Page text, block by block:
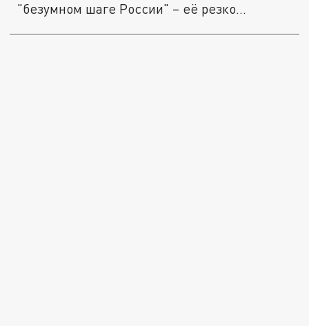
"безумном шаге России" – её резко...